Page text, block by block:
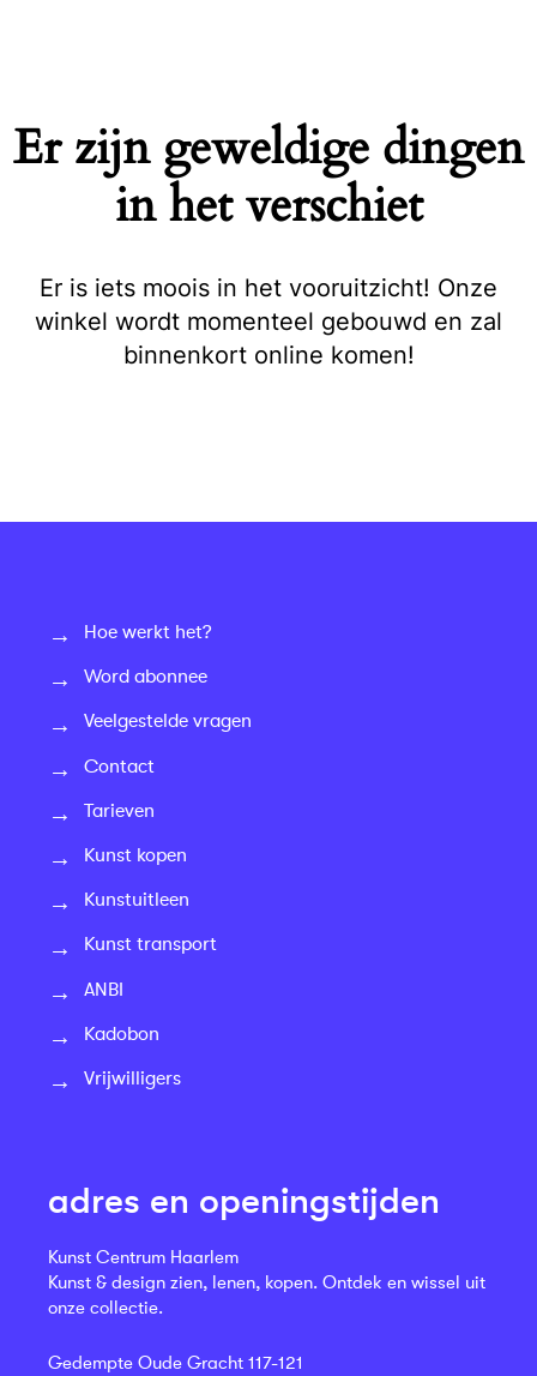
Er zijn geweldige dingen
in het verschiet
Er is iets moois in het vooruitzicht! Onze
winkel wordt momenteel gebouwd en zal
binnenkort online komen!
Hoe werkt het?
Word abonnee
Veelgestelde vragen
Contact
Tarieven
Kunst kopen
Kunstuitleen
Kunst transport
ANBI
Kadobon
Vrijwilligers
adres en openingstijden
Kunst Centrum Haarlem
Kunst & design zien, lenen, kopen. Ontdek en wissel uit
onze collectie.
Gedempte Oude Gracht 117-121